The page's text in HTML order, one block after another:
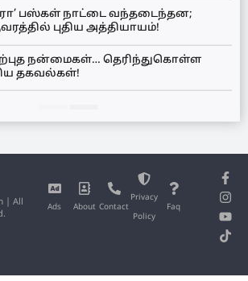
பஸ்கள் நாட்டை வந்தடைந்தன;
புதிய அத்தியாயம்!
நன்மைகள்… தெரிந்துகொள்ள
தகவல்கள்!
Ads About Contact
Privacy
Policy
Faq
| All